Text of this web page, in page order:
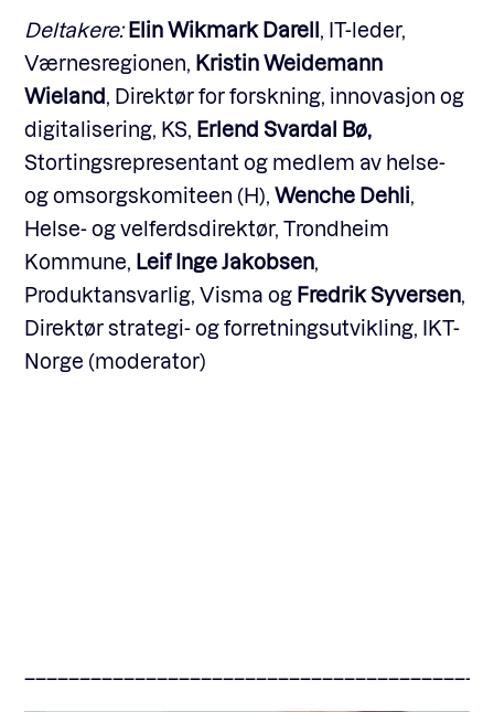
Deltakere: Elin Wikmark Darell , IT-leder,
Værnesregionen, Kristin Weidemann
Wieland , Direktør for forskning, innovasjon og
digitalisering, KS, Erlend Svardal Bø,
Stortingsrepresentant og medlem av helse-
og omsorgskomiteen (H), Wenche Dehli
Helse- og velferdsdirektør, Trondheim
Kommune, Leif Inge Jakobsen
Produktansvarlig, Visma og Fredrik Syversen
Direktør strategi- og forretningsutvikling, IKT-
Norge (moderator)